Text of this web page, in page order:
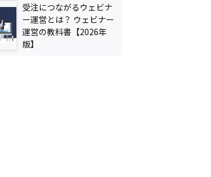
受注につながるウェビナ
ー運営とは？ ウェビナー
運営の教科書【2026年
版】